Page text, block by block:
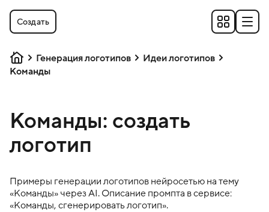
Создать
Генерация логотипов
Идеи логотипов
Команды
Команды: создать
логотип
Примеры генерации логотипов нейросетью на тему
«Команды» через AI. Описание промпта в сервисе:
«Команды, сгенерировать логотип».